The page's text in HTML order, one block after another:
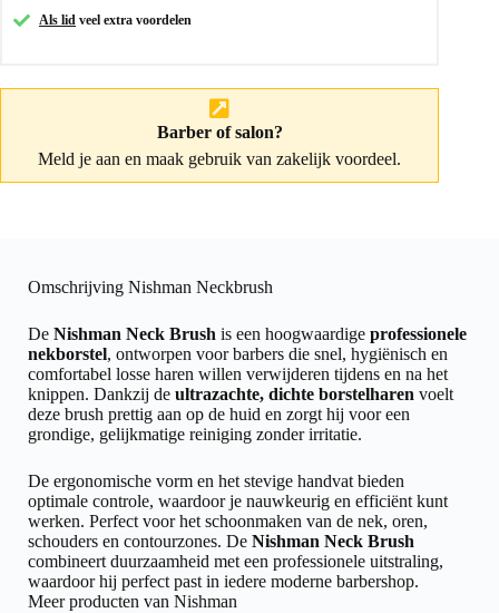
Als lid veel extra voordelen
Barber of salon?
Meld je aan en maak gebruik van zakelijk voordeel.
Omschrijving Nishman Neckbrush
De Nishman Neck Brush is een hoogwaardige professionele
nekborstel, ontworpen voor barbers die snel, hygiënisch en
comfortabel losse haren willen verwijderen tijdens en na het
knippen. Dankzij de ultrazachte, dichte borstelharen voelt
deze brush prettig aan op de huid en zorgt hij voor een
grondige, gelijkmatige reiniging zonder irritatie.
De ergonomische vorm en het stevige handvat bieden
optimale controle, waardoor je nauwkeurig en efficiënt kunt
werken. Perfect voor het schoonmaken van de nek, oren,
schouders en contourzones. De Nishman Neck Brush
combineert duurzaamheid met een professionele uitstraling,
waardoor hij perfect past in iedere moderne barbershop.
Meer producten van Nishman